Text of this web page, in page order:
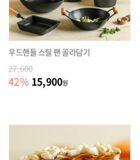
우드핸들 스틸 팬 골라담기
27,600
42% 15,900원